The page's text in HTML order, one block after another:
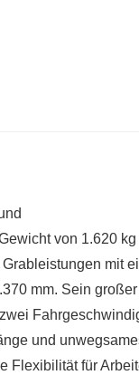
von 1.620 kg
mit
mm. Sein großer
und
Flexibilität für